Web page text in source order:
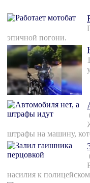
эпичной погони.
штрафы на машину,
насилия к